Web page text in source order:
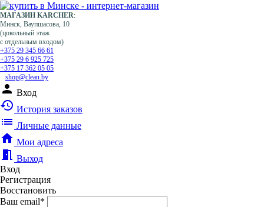
МАГАЗИН KARCHER:
Минск, Ваупшасова, 10
(цокольный этаж
с отдельным входом)
+375 29 345 66 61
+375 29 6 925 725
+375 17 362 05 05
shop@clean.by
person Вход
history История заказов
list Личные данные
home Мои адреса
meeting_room Выход
Вход
Регистрация
Восстановить
Ваш email*